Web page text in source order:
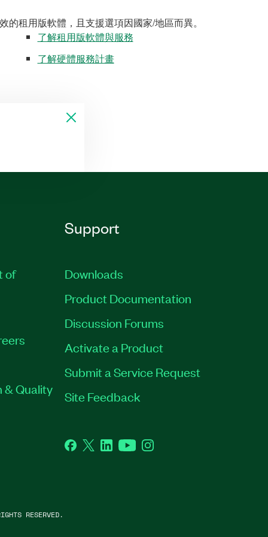
的租用版軟體，且支援選項因國家/地區而異。
了解租用版軟體與服務
了解硬體服務計畫
of
& Quality
Support
Downloads
Product Documentation
Discussion Forums
Activate a Product
Submit a Service Request
Site Feedback
Facebook
TwitterLinkedInYouTubeInstagram
RESERVED.